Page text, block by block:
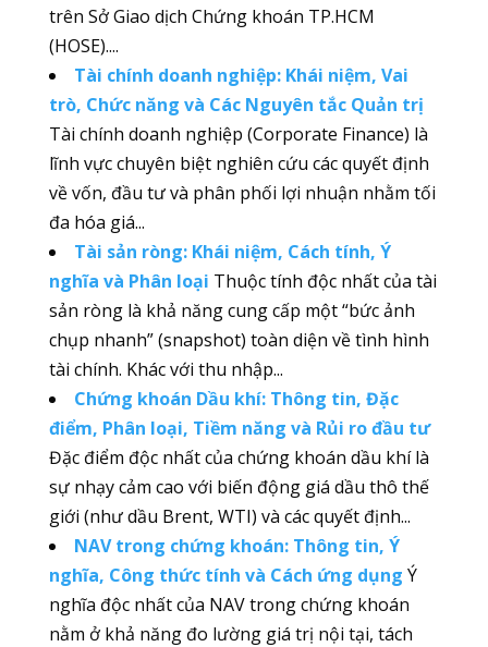
trên Sở Giao dịch Chứng khoán TP.HCM
(HOSE)....
Tài chính doanh nghiệp: Khái niệm, Vai
trò, Chức năng và Các Nguyên tắc Quản trị
Tài chính doanh nghiệp (Corporate Finance) là
lĩnh vực chuyên biệt nghiên cứu các quyết định
về vốn, đầu tư và phân phối lợi nhuận nhằm tối
đa hóa giá...
Tài sản ròng: Khái niệm, Cách tính, Ý
nghĩa và Phân loại Thuộc tính độc nhất của tài
sản ròng là khả năng cung cấp một “bức ảnh
chụp nhanh” (snapshot) toàn diện về tình hình
tài chính. Khác với thu nhập...
Chứng khoán Dầu khí: Thông tin, Đặc
điểm, Phân loại, Tiềm năng và Rủi ro đầu tư
Đặc điểm độc nhất của chứng khoán dầu khí là
sự nhạy cảm cao với biến động giá dầu thô thế
giới (như dầu Brent, WTI) và các quyết định...
NAV trong chứng khoán: Thông tin, Ý
nghĩa, Công thức tính và Cách ứng dụng Ý
nghĩa độc nhất của NAV trong chứng khoán
nằm ở khả năng đo lường giá trị nội tại, tách